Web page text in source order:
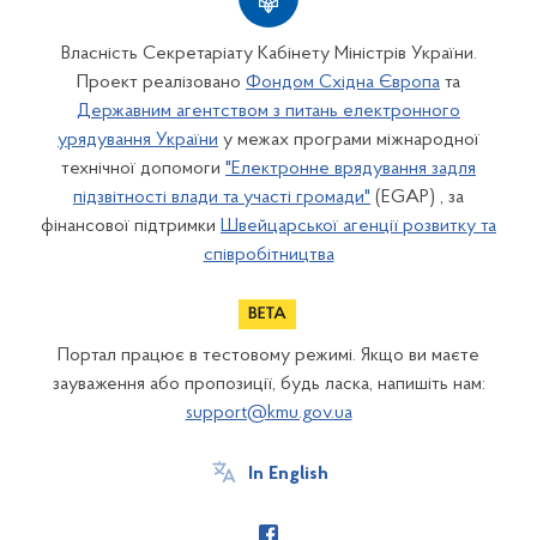
Власність Секретаріату Кабінету Міністрів України.
Проект реалізовано Фондом Східна Європа та
Державним агентством з питань електронного
урядування України у межах програми міжнародної
технічної допомоги "Електронне врядування задля
підзвітності влади та участі громади" (EGAP) , за
фінансової підтримки Швейцарської агенції розвитку та
співробітництва
Портал працює в тестовому режимі. Якщо ви маєте
зауваження або пропозиції, будь ласка, напишіть нам:
support@kmu.gov.ua
In English